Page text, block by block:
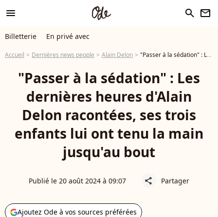
menu search newsletter
Billetterie En privé avec
Accueil Dernières news people Alain Delon "Passer à la sédation" : Les dernières heures d'Alain Delon racontées, ses trois enfants lui ont tenu la main jusqu'au bout
"Passer à la sédation" : Les
dernières heures d'Alain
Delon racontées, ses trois
enfants lui ont tenu la main
jusqu'au bout
Publié le 20 août 2024 à 09:07 share Partager
Ajoutez Ode à vos sources préférées